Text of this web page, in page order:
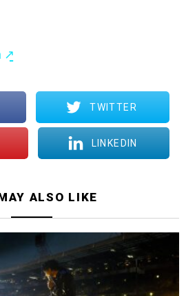
↗̱
TWITTER
LINKEDIN
ALSO LIKE